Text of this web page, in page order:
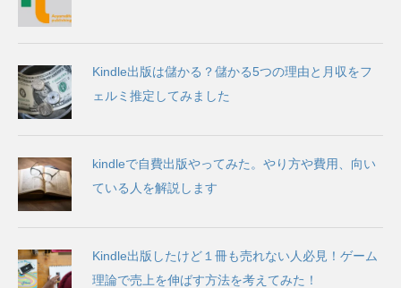
Kindle出版は儲かる？儲かる5つの理由と月収をフ
ェルミ推定してみました
kindleで自費出版やってみた。やり方や費用、向い
ている人を解説します
Kindle出版したけど１冊も売れない人必見！ゲーム
理論で売上を伸ばす方法を考えてみた！